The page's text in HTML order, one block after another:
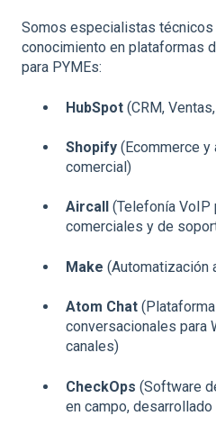
Somos especialistas técnicos
conocimiento en plataformas
para PYMEs:
HubSpot (CRM,
Shopify (Ecommerce y
comercial)
Aircall
(Telefonía VoIP
comerciales y de
Make (Automatización
Atom Chat
conversacionales para
canales)
CheckOps (Software
en campo,